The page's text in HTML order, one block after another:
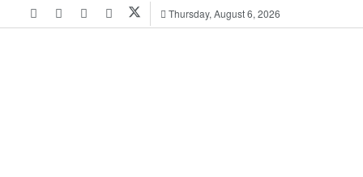
Thursday, August 6, 2026